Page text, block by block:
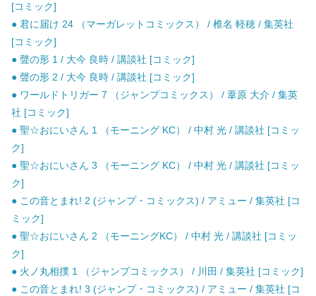
[コミック]
● 君に届け 24 （マーガレットコミックス） / 椎名 軽穂 / 集英社
[コミック]
● 聲の形 1 / 大今 良時 / 講談社 [コミック]
● 聲の形 2 / 大今 良時 / 講談社 [コミック]
● ワールドトリガー 7 （ジャンプコミックス） / 葦原 大介 / 集英
社 [コミック]
● 聖☆おにいさん 1 （モーニング KC） / 中村 光 / 講談社 [コミッ
ク]
● 聖☆おにいさん 3 （モーニング KC） / 中村 光 / 講談社 [コミッ
ク]
● この音とまれ! 2 (ジャンプ・コミックス) / アミュー / 集英社 [コ
ミック]
● 聖☆おにいさん 2 （モーニングKC） / 中村 光 / 講談社 [コミッ
ク]
● 火ノ丸相撲 1 （ジャンプコミックス） / 川田 / 集英社 [コミック]
● この音とまれ! 3 (ジャンプ・コミックス) / アミュー / 集英社 [コ